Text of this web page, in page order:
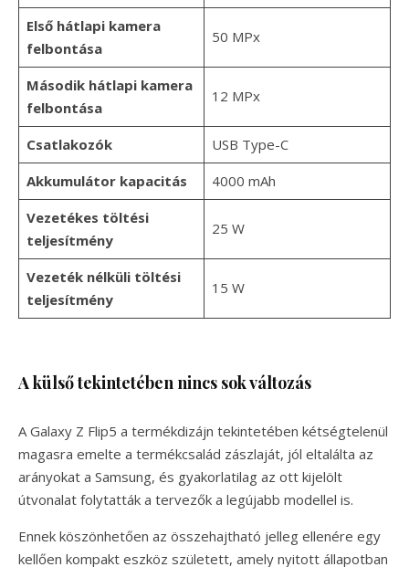
Első hátlapi kamera
felbontása
50 MPx
Második hátlapi kamera
felbontása
12 MPx
Csatlakozók
USB Type-C
Akkumulátor kapacitás
4000 mAh
Vezetékes töltési
teljesítmény
25 W
Vezeték nélküli töltési
teljesítmény
15 W
A külső tekintetében nincs sok változás
A Galaxy Z Flip5 a termékdizájn tekintetében kétségtelenül
magasra emelte a termékcsalád zászlaját, jól eltalálta az
arányokat a Samsung, és gyakorlatilag az ott kijelölt
útvonalat folytatták a tervezők a legújabb modellel is.
Ennek köszönhetően az összehajtható jelleg ellenére egy
kellően kompakt eszköz született, amely nyitott állapotban